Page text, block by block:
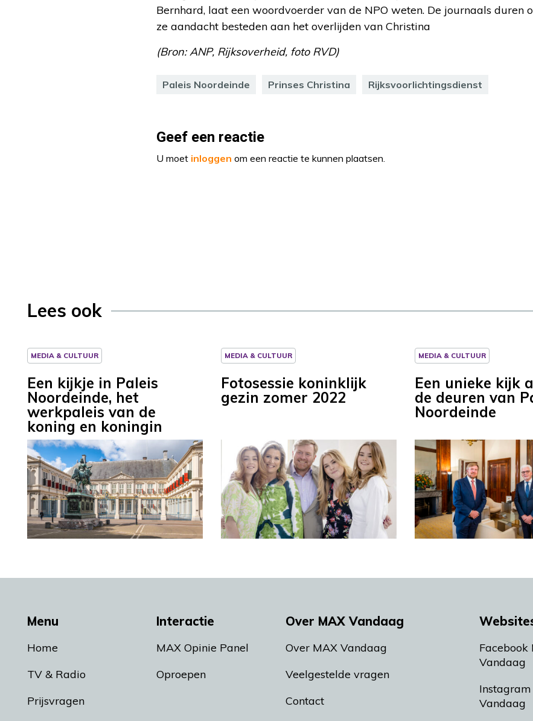
Bernhard, laat een woordvoerder van de NPO weten. De journaals duren
ze aandacht besteden aan het overlijden van Christina
(Bron: ANP, Rijksoverheid, foto RVD)
Paleis Noordeinde Prinses Christina Rijksvoorlichtingsdienst
Geef een reactie
U moet inloggen om een reactie te kunnen plaatsen.
Lees ook
MEDIA & CULTUUR
Een kijkje in Paleis
Noordeinde, het
werkpaleis van de
koning en koningin
MEDIA & CULTUUR
Fotosessie koninklijk
gezin zomer 2022
MEDIA & CULTUUR
Een unieke kijk
de deuren van
Noordeinde
Menu
Home
TV & Radio
Prijsvragen
Interactie
MAX Opinie Panel
Oproepen
Over MAX Vandaag
Over MAX Vandaag
Veelgestelde vragen
Contact
Facebook
Vandaag
Vandaag